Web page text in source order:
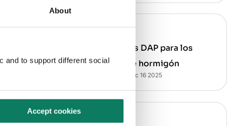
About
and to support different social
Accept cookies
un estado
están
las
evitar
comercio
Ventajas de las DAP para los
fabricantes de hormigón
• dic 16 2025